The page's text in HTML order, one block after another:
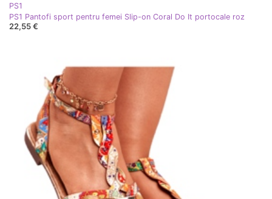
PS1
PS1 Pantofi sport pentru femei Slip-on Coral Do It portocale roz
22,55 €